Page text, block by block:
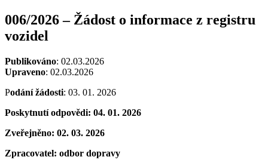
006/2026 – Žádost o informace z registru
vozidel
Publikováno: 02.03.2026
Upraveno: 02.03.2026
Podání žádosti: 03. 01. 2026
Poskytnutí odpovědi: 04. 01. 2026
Zveřejněno: 02. 03. 2026
Zpracovatel: odbor dopravy